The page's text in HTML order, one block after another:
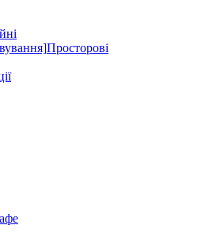
Просторові